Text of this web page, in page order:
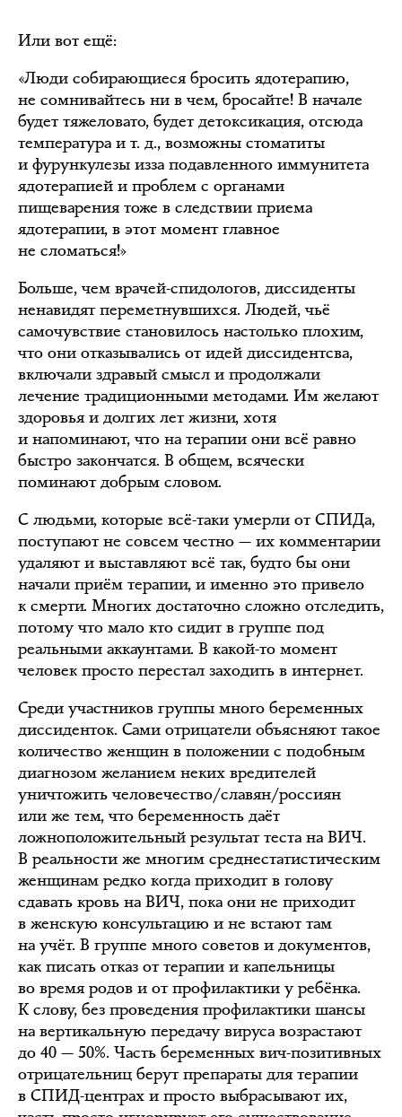
Или вот ещё:
«Люди собирающиеся бросить ядотерапию,
не сомнивайтесь ни в чем, бросайте! В начале
будет тяжеловато, будет детоксикация, отсюда
температура и т. д., возможны стоматиты
и фурункулезы изза подавленного иммунитета
ядотерапией и проблем с органами
пищеварения тоже в следствии приема
ядотерапии, в этот момент главное
не сломаться!»
Больше, чем врачей-спидологов, диссиденты
ненавидят переметнувшихся. Людей, чьё
самочувствие становилось настолько плохим,
что они отказывались от идей диссидентсва,
включали здравый смысл и продолжали
лечение традиционными методами. Им желают
здоровья и долгих лет жизни, хотя
и напоминают, что на терапии они всё равно
быстро закончатся. В общем, всячески
поминают добрым словом.
С людьми, которые всё-таки умерли от СПИДа,
поступают не совсем честно — их комментарии
удаляют и выставляют всё так, будто бы они
начали приём терапии, и именно это привело
к смерти. Многих достаточно сложно отследить,
потому что мало кто сидит в группе под
реальными аккаунтами. В какой-то момент
человек просто перестал заходить в интернет.
Среди участников группы много беременных
диссиденток. Сами отрицатели объясняют такое
количество женщин в положении с подобным
диагнозом желанием неких вредителей
уничтожить человечество/славян/россиян
или же тем, что беременность даёт
ложноположительный результат теста на ВИЧ.
В реальности же многим среднестатистическим
женщинам редко когда приходит в голову
сдавать кровь на ВИЧ, пока они не приходит
в женскую консультацию и не встают там
на учёт. В группе много советов и документов,
как писать отказ от терапии и капельницы
во время родов и от профилактики у ребёнка.
К слову, без проведения профилактики шансы
на вертикальную передачу вируса возрастают
до 40 — 50%. Часть беременных вич-позитивных
отрицательниц берут препараты для терапии
в СПИД-центрах и просто выбрасывают их,